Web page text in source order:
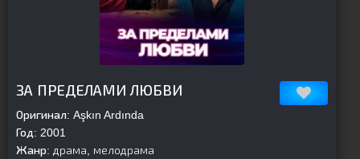
ЗА ПРЕДЕЛАМИ ЛЮБВИ
Оригинал: Aşkın Ardında
Год: 2001
Жанр: драма, мелодрама